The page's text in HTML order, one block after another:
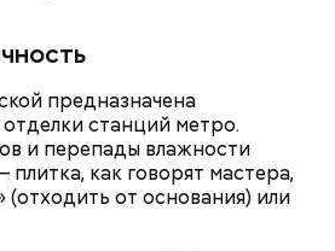
предназначена
станций метро.
и перепады влажности
как говорят мастера,
(отходить от основания) или
имени П. М. Вострухина
имитирующий работу
На нем ежегодно будут
будущих электромонтеров,
по ремонту электросетей.